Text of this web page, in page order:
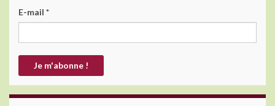
E-mail *